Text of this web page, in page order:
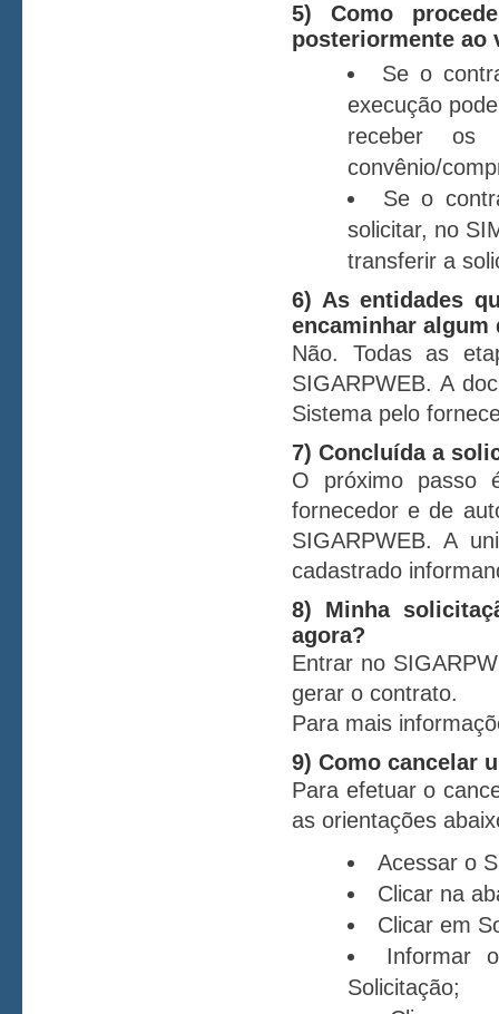
5) Como
posteriormente ao
Se o
execução
receber os
convênio/
Se o
solicitar, no
transferir a
6) As entidades
encaminhar algum
Não. Todas as
SIGARPWEB. A
Sistema pelo
7) Concluída a
O próximo passo
fornecedor e de
SIGARPWEB. A
cadastrado
8) Minha
agora?
Entrar no
gerar o contrato.
Para mais
9) Como cancelar
Para efetuar o
as orientações
Acessar o
Clicar na
Clicar em
Informar
Solicitação;